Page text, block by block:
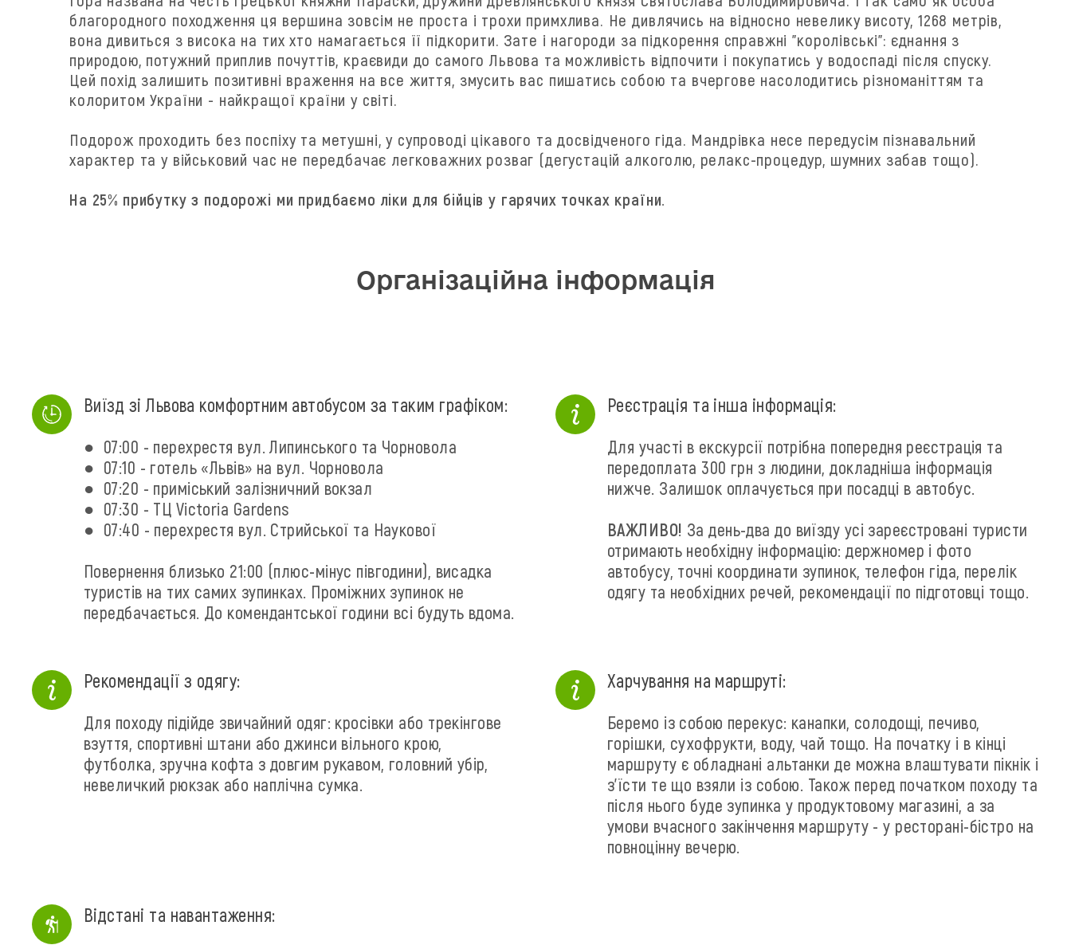
благородного походження ця вершина зовсім не проста і трохи примхлива. Не дивлячись на відносно невелику висоту, 1268 метрів,
вона дивиться з висока на тих хто намагається її підкорити. Зате і нагороди за підкорення справжні "королівські": єднання з
природою, потужний приплив почуттів, краєвиди до самого Львова та можливість відпочити і покупатись у водоспаді після спуску.
Цей похід залишить позитивні враження на все життя, змусить вас пишатись собою та вчергове насолодитись різноманіттям та
колоритом України - найкращої країни у світі.
Подорож проходить без поспіху та метушні, у супроводі цікавого та досвідченого гіда. Мандрівка несе передусім пізнавальний
характер та у військовий час не передбачає легковажних розваг (дегустацій алкоголю, релакс-процедур, шумних забав тощо).
На 25% прибутку з подорожі ми придбаємо ліки для бійців у гарячих точках країни.
Організаційна інформація
Виїзд зі Львова комфортним автобусом за таким графіком:
● 07:00 - перехрестя вул. Липинського та Чорновола
● 07:10 - готель «‎Львів» на вул. Чорновола
● 07:20 - приміський залізничний вокзал
● 07:30 - ТЦ Victoria Gardens
● 07:40 - перехрестя вул. Стрийської та Наукової
Повернення близько 21:00 (плюс-мінус півгодини), висадка
туристів на тих самих зупинках. Проміжних зупинок не
передбачається. До комендантської години всі будуть вдома.
Реєстрація та інша інформація:
Для участі в екскурсії потрібна попередня реєстрація та
передоплата 300 грн з людини, докладніша інформація
нижче. Залишок оплачується при посадці в автобус.
ВАЖЛИВО! За день-два до виїзду усі зареєстровані туристи
отримають необхідну інформацію: держномер і фото
автобусу, точні координати зупинок, телефон гіда, перелік
одягу та необхідних речей, рекомендації по підготовці тощо.
Рекомендації з одягу:
Для походу підійде звичайний одяг: кросівки або трекінгове
взуття, спортивні штани або джинси вільного крою,
футболка, зручна кофта з довгим рукавом, головний убір,
невеличкий рюкзак або наплічна сумка.
Харчування на маршруті:
Беремо із собою перекус: канапки, солодощі, печиво,
горішки, сухофрукти, воду, чай тощо. На початку і в кінці
маршруту є обладнані альтанки де можна влаштувати пікнік і
з'їсти те що взяли із собою. Також перед початком походу та
після нього буде зупинка у продуктовому магазині, а за
умови вчасного закінчення маршруту - у ресторані-бістро на
повноцінну вечерю.
Відстані та навантаження: